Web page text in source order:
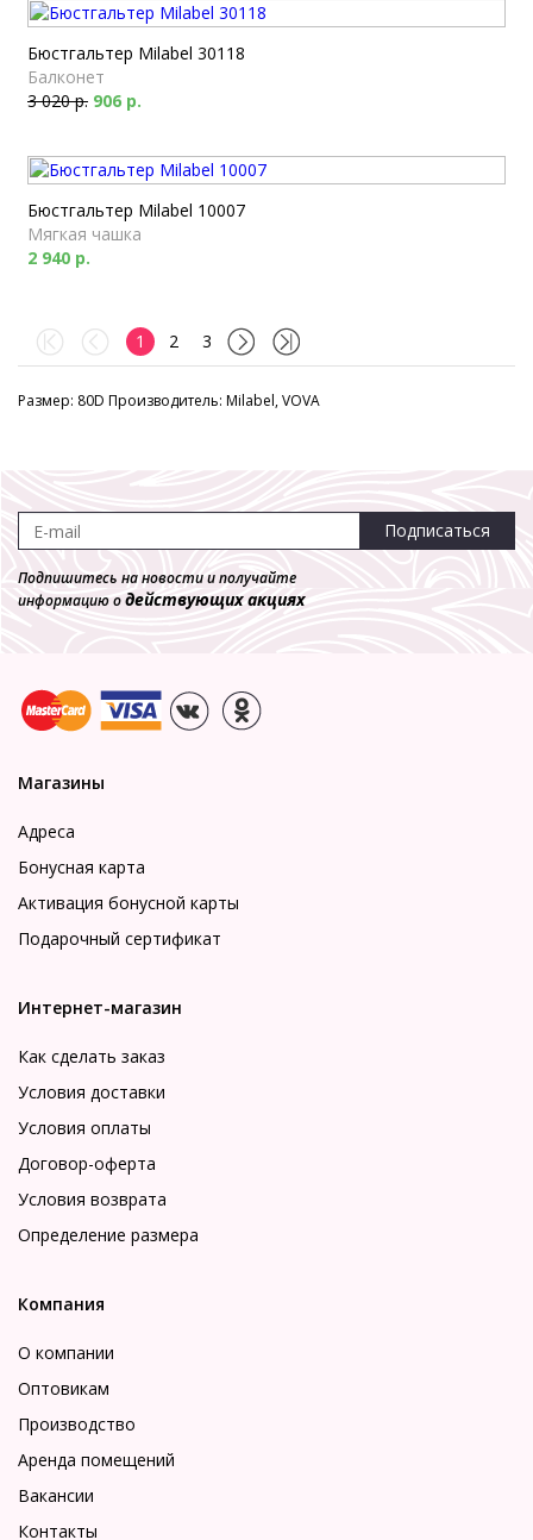
Бюстгальтер Milabel 30118
Балконет
3 020 р. 906 р.
Бюстгальтер Milabel 10007
Мягкая чашка
2 940 р.
1 2 3
Размер: 80D Производитель: Milabel, VOVA
Подписаться
Подпишитесь на новости и получайте
информацию одействующих акциях
Магазины
Адреса
Бонусная карта
Активация бонусной карты
Подарочный сертификат
Интернет-магазин
Как сделать заказ
Условия доставки
Условия оплаты
Договор-оферта
Условия возврата
Определение размера
Компания
О компании
Оптовикам
Производство
Аренда помещений
Вакансии
Контакты